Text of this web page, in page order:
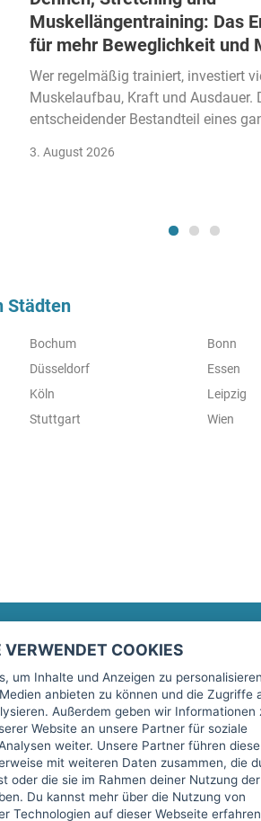
Muskellängentraining: Das
für mehr Beweglichkeit und
Wer regelmäßig trainiert, investiert
Muskelaufbau, Kraft und Ausdauer.
entscheidender Bestandteil eines
3. August 2026
Städten
Bochum Bonn
Düsseldorf Essen
Köln Leipzig
Stuttgart Wien
Rechtliches
Impressum
AGB
Datenschutz
Sicherheit
Top-Inserat kündigen
Trage
Ich
VERWENDET COOKIES
um Inhalte und Anzeigen zu
anbieten zu können und die Zugriffe
Außerdem geben wir Informationen
Website an unsere Partner für soziale
weiter. Unsere Partner führen diese
mit weiteren Daten zusammen, die
oder die sie im Rahmen deiner Nutzung der
Du kannst mehr über die Nutzung von
Technologien auf dieser Webseite